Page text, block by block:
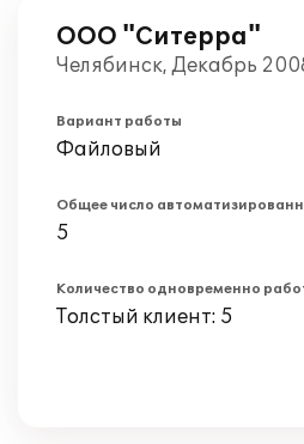
ООО "Ситерра"
Челябинск, Декабрь
Вариант работы
Файловый
Общее число
5
Количество одновременно
Толстый клиент: 5